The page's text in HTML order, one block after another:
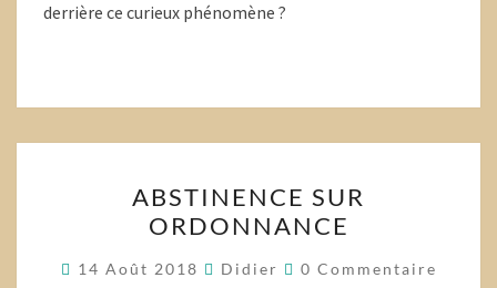
derrière ce curieux phénomène ?
SUR
ORDONNANCE
ABSTINENCE SUR
ORDONNANCE
14 Août 2018 Didier Commentaires
0 Commentaire